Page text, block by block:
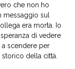
che non ho
messaggio sul
era morta. Io
di vedere
scendere per
della città.